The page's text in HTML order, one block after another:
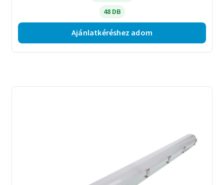
48 DB
Ajánlatkéréshez adom